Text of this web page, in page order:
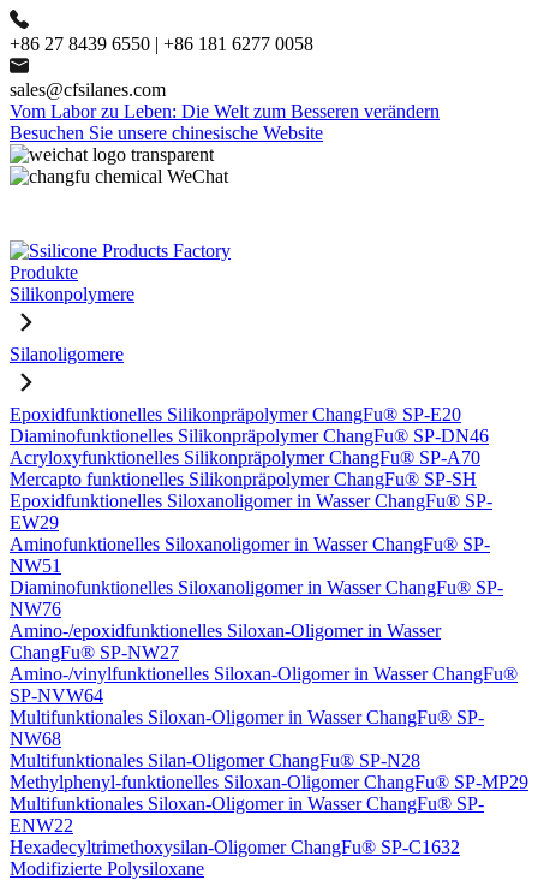
+86 27 8439 6550 | +86 181 6277 0058
sales@cfsilanes.com
Vom Labor zu Leben: Die Welt zum Besseren verändern
Besuchen Sie unsere chinesische Website
Produkte
Silikonpolymere
Silanoligomere
Epoxidfunktionelles Silikonpräpolymer ChangFu® SP-E20
Diaminofunktionelles Silikonpräpolymer ChangFu® SP-DN46
Acryloxyfunktionelles Silikonpräpolymer ChangFu® SP-A70
Mercapto funktionelles Silikonpräpolymer ChangFu® SP-SH
Epoxidfunktionelles Siloxanoligomer in Wasser ChangFu® SP-
EW29
Aminofunktionelles Siloxanoligomer in Wasser ChangFu® SP-
NW51
Diaminofunktionelles Siloxanoligomer in Wasser ChangFu® SP-
NW76
Amino-/epoxidfunktionelles Siloxan-Oligomer in Wasser
ChangFu® SP-NW27
Amino-/vinylfunktionelles Siloxan-Oligomer in Wasser ChangFu®
SP-NVW64
Multifunktionales Siloxan-Oligomer in Wasser ChangFu® SP-
NW68
Multifunktionales Silan-Oligomer ChangFu® SP-N28
Methylphenyl-funktionelles Siloxan-Oligomer ChangFu® SP-MP29
Multifunktionales Siloxan-Oligomer in Wasser ChangFu® SP-
ENW22
Hexadecyltrimethoxysilan-Oligomer ChangFu® SP-C1632
Modifizierte Polysiloxane